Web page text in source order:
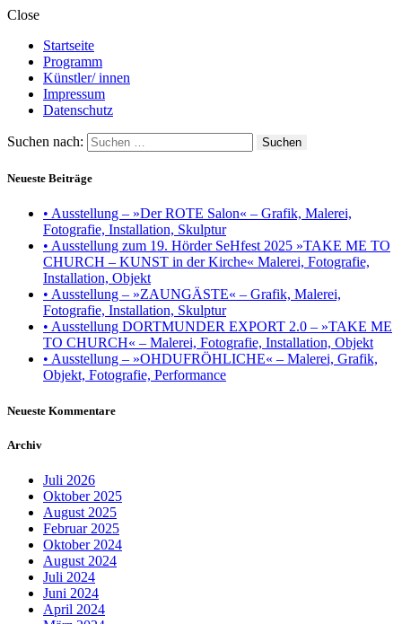
Close
Startseite
Programm
Künstler/ innen
Impressum
Datenschutz
Suchen nach:
Neueste Beiträge
• Ausstellung – »Der ROTE Salon« – Grafik, Malerei,
Fotografie, Installation, Skulptur
• Ausstellung zum 19. Hörder SeHfest 2025 »TAKE ME TO
CHURCH – KUNST in der Kirche« Malerei, Fotografie,
Installation, Objekt
• Ausstellung – »ZAUNGÄSTE« – Grafik, Malerei,
Fotografie, Installation, Skulptur
• Ausstellung DORTMUNDER EXPORT 2.0 – »TAKE ME
TO CHURCH« – Malerei, Fotografie, Installation, Objekt
• Ausstellung – »OHDUFRÖHLICHE« – Malerei, Grafik,
Objekt, Fotografie, Performance
Neueste Kommentare
Archiv
Juli 2026
Oktober 2025
August 2025
Februar 2025
Oktober 2024
August 2024
Juli 2024
Juni 2024
April 2024